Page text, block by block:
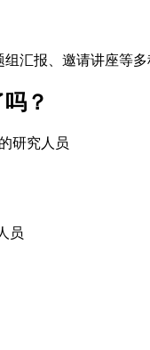
汇报、邀请讲座等
？
研究人员
员